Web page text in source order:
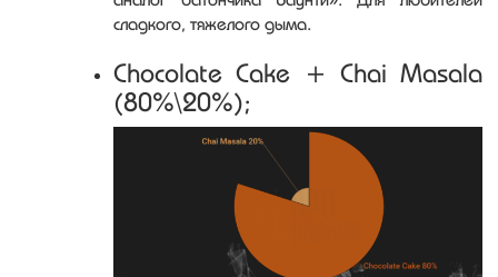
сладкого, тяжелого дыма.
Chocolate Cake + Chai Masala
(80%\20%);